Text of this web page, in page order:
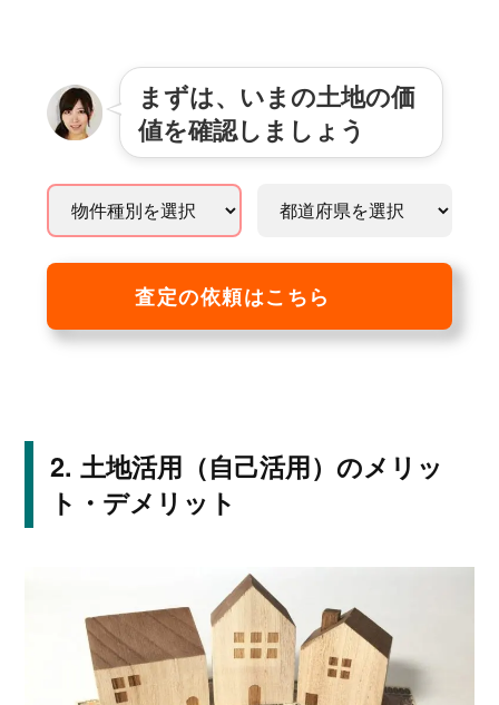
まずは、いまの土地の価
値を確認しましょう
査定の依頼はこちら
土地活用（自己活用）のメリッ
ト・デメリット